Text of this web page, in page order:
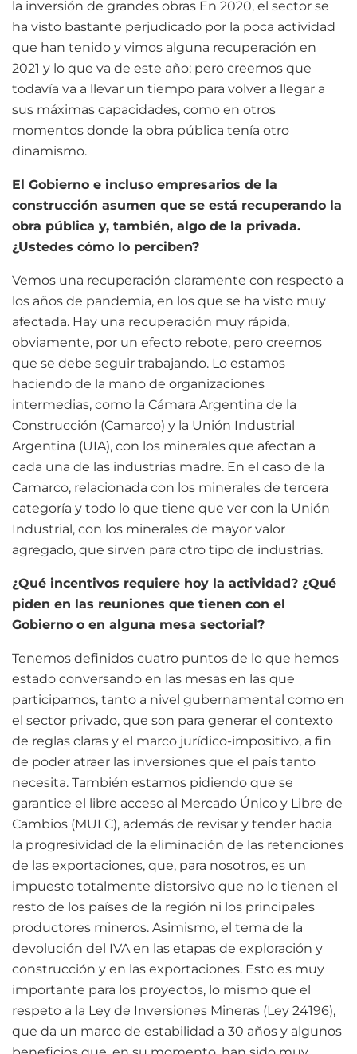
la inversión de grandes obras En 2020, el sector se
ha visto bastante perjudicado por la poca actividad
que han tenido y vimos alguna recuperación en
2021 y lo que va de este año; pero creemos que
todavía va a llevar un tiempo para volver a llegar a
sus máximas capacidades, como en otros
momentos donde la obra pública tenía otro
dinamismo.
El Gobierno e incluso empresarios de la
construcción asumen que se está recuperando la
obra pública y, también, algo de la privada.
¿Ustedes cómo lo perciben?
Vemos una recuperación claramente con respecto a
los años de pandemia, en los que se ha visto muy
afectada. Hay una recuperación muy rápida,
obviamente, por un efecto rebote, pero creemos
que se debe seguir trabajando. Lo estamos
haciendo de la mano de organizaciones
intermedias, como la Cámara Argentina de la
Construcción (Camarco) y la Unión Industrial
Argentina (UIA), con los minerales que afectan a
cada una de las industrias madre. En el caso de la
Camarco, relacionada con los minerales de tercera
categoría y todo lo que tiene que ver con la Unión
Industrial, con los minerales de mayor valor
agregado, que sirven para otro tipo de industrias.
¿Qué incentivos requiere hoy la actividad? ¿Qué
piden en las reuniones que tienen con el
Gobierno o en alguna mesa sectorial?
Tenemos definidos cuatro puntos de lo que hemos
estado conversando en las mesas en las que
participamos, tanto a nivel gubernamental como en
el sector privado, que son para generar el contexto
de reglas claras y el marco jurídico-impositivo, a fin
de poder atraer las inversiones que el país tanto
necesita. También estamos pidiendo que se
garantice el libre acceso al Mercado Único y Libre de
Cambios (MULC), además de revisar y tender hacia
la progresividad de la eliminación de las retenciones
de las exportaciones, que, para nosotros, es un
impuesto totalmente distorsivo que no lo tienen el
resto de los países de la región ni los principales
productores mineros. Asimismo, el tema de la
devolución del IVA en las etapas de exploración y
construcción y en las exportaciones. Esto es muy
importante para los proyectos, lo mismo que el
respeto a la Ley de Inversiones Mineras (Ley 24196),
que da un marco de estabilidad a 30 años y algunos